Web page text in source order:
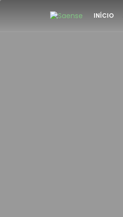
INÍCIO